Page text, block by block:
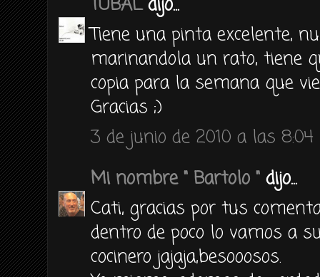
Tiene una pinta excelente,
marinandola un rato, tiene
copia para la semana que
Gracias ;)
3 de junio de 2010 a las 8:04
Mi nombre " Bartolo " dijo...
Cati, gracias por tus
dentro de poco lo vamos a
cocinero jajaja,besooosos.